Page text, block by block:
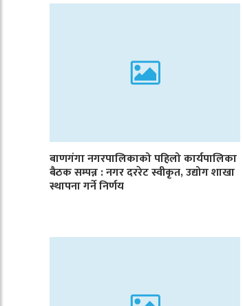
बाणगंगा नगरपालिकाको पहिलो कार्यपालिका
बैठक सम्पन्न : नगर दररेट स्वीकृत, उद्योग शाखा
स्थापना गर्ने निर्णय